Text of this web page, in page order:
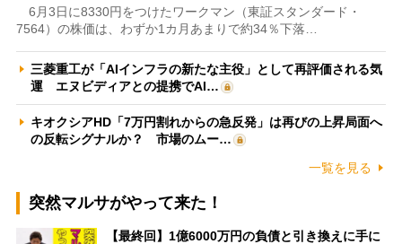
6月3日に8330円をつけたワークマン（東証スタンダード・
7564）の株価は、わずか1カ月あまりで約34％下落…
三菱重工が「AIインフラの新たな主役」として再評価される気
運 エヌビディアとの提携でAI…
キオクシアHD「7万円割れからの急反発」は再びの上昇局面へ
の反転シグナルか？ 市場のムー…
一覧を見る
突然マルサがやって来た！
【最終回】1億6000万円の負債と引き換えに手に